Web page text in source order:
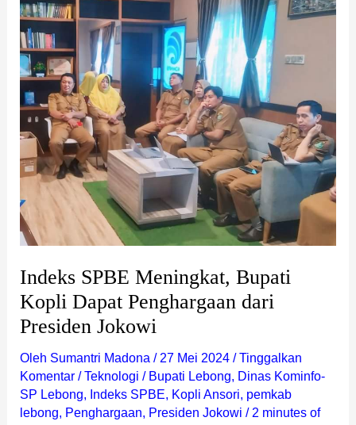
Indeks SPBE Meningkat, Bupati
Kopli Dapat Penghargaan dari
Presiden Jokowi
Oleh Sumantri Madona / 27 Mei 2024 /Tinggalkan
Komentar /Teknologi / Bupati Lebong, Dinas Kominfo-
SP Lebong, Indeks SPBE, Kopli Ansori, pemkab
lebong, Penghargaan, Presiden Jokowi / 2 minutes of
Meningkat,
Bupati
Kopli
Dapat
Penghargaan
dari
Presiden
Jokowi